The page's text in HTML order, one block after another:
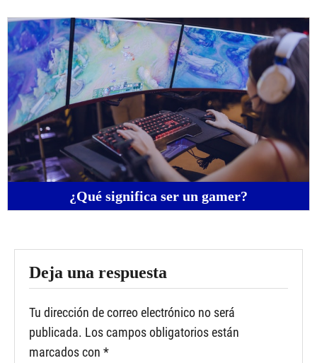
¿Qué significa ser un gamer?
Deja una respuesta
Tu dirección de correo electrónico no será
publicada. Los campos obligatorios están
marcados con *